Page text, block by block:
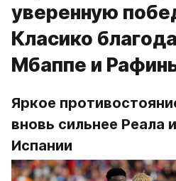
уверенную
Класико
Мбаппе и
Яркое
вновь сильнее Реала
Испании